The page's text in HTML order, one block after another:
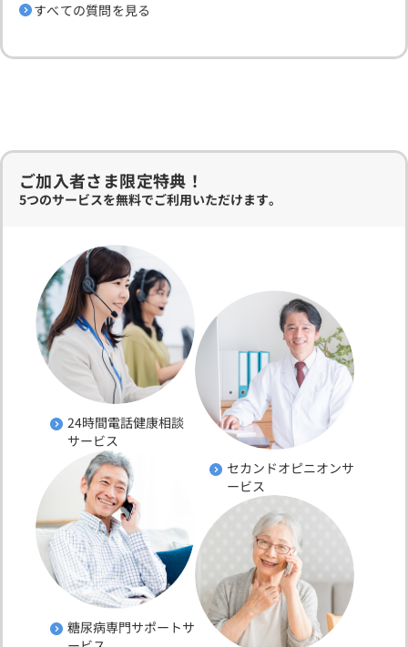
すべての質問を見る
ご加入者さま限定特典！
5つのサービスを無料でご利用いただけます。
24時間電話健康相談
サービス
セカンドオピニオンサ
ービス
糖尿病専門サポートサ